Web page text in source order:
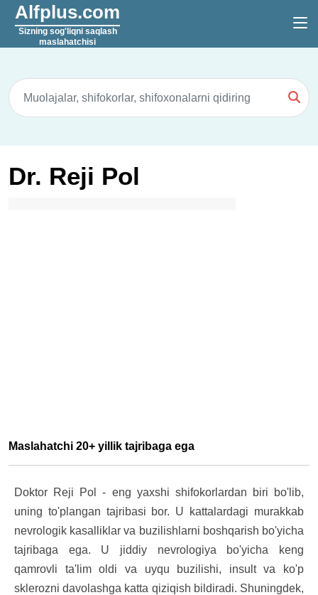
Alfplus.com
Sizning sog'liqni saqlash
maslahatchisi
Dr. Reji Pol
Maslahatchi 20+ yillik tajribaga ega
Doktor Reji Pol - eng yaxshi shifokorlardan biri bo'lib,
uning to'plangan tajribasi bor. U kattalardagi murakkab
nevrologik kasalliklar va buzilishlarni boshqarish bo'yicha
tajribaga ega. U jiddiy nevrologiya bo'yicha keng
qamrovli ta'lim oldi va uyqu buzilishi, insult va ko'p
sklerozni davolashga katta qiziqish bildiradi. Shuningdek,